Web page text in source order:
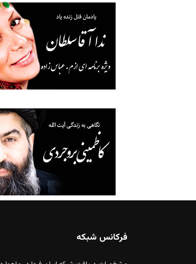
فرکانس شبکه